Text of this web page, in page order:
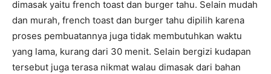
dimasak yaitu french toast dan burger tahu. Selain mudah
dan murah, french toast dan burger tahu dipilih karena
proses pembuatannya juga tidak membutuhkan waktu
yang lama, kurang dari 30 menit. Selain bergizi kudapan
tersebut juga terasa nikmat walau dimasak dari bahan